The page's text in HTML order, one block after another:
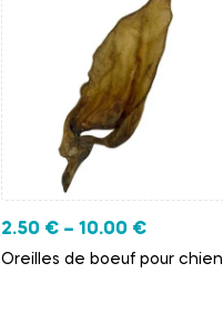
2.50 € – 10.00 €
Oreilles de boeuf pour chien